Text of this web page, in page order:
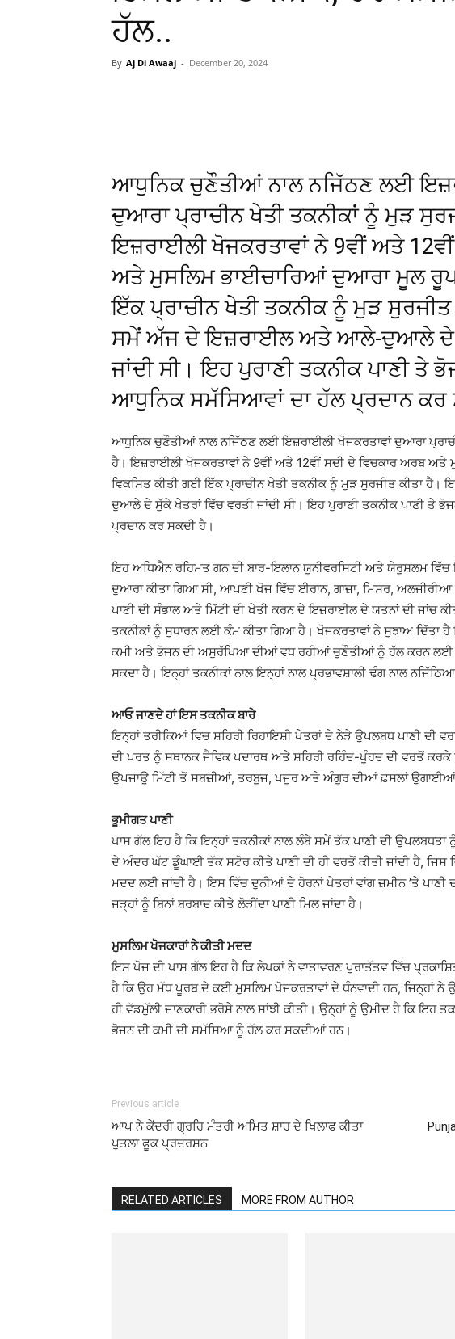
ਹੱਲ..
By Aj Di Awaaj - December 20, 2024
ਆਧੁਨਿਕ ਚੁਣੌਤੀਆਂ ਨਾਲ ਨਜਿੱਠਣ ਲਈ
ਦੁਆਰਾ ਪ੍ਰਾਚੀਨ ਖੇਤੀ ਤਕਨੀਕਾਂ ਨੂੰ ਮੁੜ
ਇਜ਼ਰਾਈਲੀ ਖੋਜਕਰਤਾਵਾਂ ਨੇ 9ਵੀਂ ਅਤੇ
ਅਤੇ ਮੁਸਲਿਮ ਭਾਈਚਾਰਿਆਂ ਦੁਆਰਾ ਮੂਲ ਰੂਪ
ਇੱਕ ਪ੍ਰਾਚੀਨ ਖੇਤੀ ਤਕਨੀਕ ਨੂੰ ਮੁੜ
ਸਮੇਂ ਅੱਜ ਦੇ ਇਜ਼ਰਾਈਲ ਅਤੇ ਆਲੇ-ਦੁਆਲੇ ਦੇ
ਜਾਂਦੀ ਸੀ। ਇਹ ਪੁਰਾਣੀ ਤਕਨੀਕ ਪਾਣੀ ਤੇ
ਆਧੁਨਿਕ ਸਮੱਸਿਆਵਾਂ ਦਾ ਹੱਲ ਪ੍ਰਦਾਨ ਕਰ
ਆਧੁਨਿਕ ਚੁਣੌਤੀਆਂ ਨਾਲ ਨਜਿੱਠਣ ਲਈ ਇਜ਼ਰਾਈਲੀ ਖੋਜਕਰਤਾਵਾਂ ਦੁਆਰਾ
ਹੈ। ਇਜ਼ਰਾਈਲੀ ਖੋਜਕਰਤਾਵਾਂ ਨੇ 9ਵੀਂ ਅਤੇ 12ਵੀਂ ਸਦੀ ਦੇ ਵਿਚਕਾਰ ਅਰਬ
ਵਿਕਸਿਤ ਕੀਤੀ ਗਈ ਇੱਕ ਪ੍ਰਾਚੀਨ ਖੇਤੀ ਤਕਨੀਕ ਨੂੰ ਮੁੜ ਸੁਰਜੀਤ ਕੀਤਾ
ਦੁਆਲੇ ਦੇ ਸੁੱਕੇ ਖੇਤਰਾਂ ਵਿੱਚ ਵਰਤੀ ਜਾਂਦੀ ਸੀ। ਇਹ ਪੁਰਾਣੀ ਤਕਨੀਕ ਪਾਣੀ ਤੇ
ਪ੍ਰਦਾਨ ਕਰ ਸਕਦੀ ਹੈ।
ਇਹ ਅਧਿਐਨ ਰਹਿਮਤ ਗਨ ਦੀ ਬਾਰ-ਇਲਾਨ ਯੂਨੀਵਰਸਿਟੀ ਅਤੇ ਯੇਰੂਸ਼ਲਮ ਵਿੱਚ
ਦੁਆਰਾ ਕੀਤਾ ਗਿਆ ਸੀ, ਆਪਣੀ ਖੋਜ ਵਿੱਚ ਈਰਾਨ, ਗਾਜ਼ਾ, ਮਿਸਰ,
ਪਾਣੀ ਦੀ ਸੰਭਾਲ ਅਤੇ ਮਿੱਟੀ ਦੀ ਖੇਤੀ ਕਰਨ ਦੇ ਇਜ਼ਰਾਈਲ ਦੇ ਯਤਨਾਂ ਦੀ ਜਾਂਚ
ਤਕਨੀਕਾਂ ਨੂੰ ਸੁਧਾਰਨ ਲਈ ਕੰਮ ਕੀਤਾ ਗਿਆ ਹੈ। ਖੋਜਕਰਤਾਵਾਂ ਨੇ ਸੁਝਾਅ ਦਿੱਤਾ
ਕਮੀ ਅਤੇ ਭੋਜਨ ਦੀ ਅਸੁਰੱਖਿਆ ਦੀਆਂ ਵਧ ਰਹੀਆਂ ਚੁਣੌਤੀਆਂ ਨੂੰ ਹੱਲ ਕਰਨ ਲਈ
ਸਕਦਾ ਹੈ। ਇਨ੍ਹਾਂ ਤਕਨੀਕਾਂ ਨਾਲ ਇਨ੍ਹਾਂ ਨਾਲ ਪ੍ਰਭਾਵਸ਼ਾਲੀ ਢੰਗ ਨਾਲ
ਆਓ ਜਾਣਦੇ ਹਾਂ ਇਸ ਤਕਨੀਕ ਬਾਰੇ
ਇਨ੍ਹਾਂ ਤਰੀਕਿਆਂ ਵਿਚ ਸ਼ਹਿਰੀ ਰਿਹਾਇਸ਼ੀ ਖੇਤਰਾਂ ਦੇ ਨੇੜੇ ਉਪਲਬਧ ਪਾਣੀ ਦੀ
ਦੀ ਪਰਤ ਨੂੰ ਸਥਾਨਕ ਜੈਵਿਕ ਪਦਾਰਥ ਅਤੇ ਸ਼ਹਿਰੀ ਰਹਿੰਦ-ਖੂੰਹਦ ਦੀ ਵਰਤੋਂ
ਉਪਜਾਊ ਮਿੱਟੀ ਤੋਂ ਸਬਜ਼ੀਆਂ, ਤਰਬੂਜ, ਖਜੂਰ ਅਤੇ ਅੰਗੂਰ ਦੀਆਂ ਫ਼ਸਲਾਂ ਉਗਾਈਆਂ
ਭੂਮੀਗਤ ਪਾਣੀ
ਖਾਸ ਗੱਲ ਇਹ ਹੈ ਕਿ ਇਨ੍ਹਾਂ ਤਕਨੀਕਾਂ ਨਾਲ ਲੰਬੇ ਸਮੇਂ ਤੱਕ ਪਾਣੀ ਦੀ
ਦੇ ਅੰਦਰ ਘੱਟ ਡੂੰਘਾਈ ਤੱਕ ਸਟੋਰ ਕੀਤੇ ਪਾਣੀ ਦੀ ਹੀ ਵਰਤੋਂ ਕੀਤੀ ਜਾਂਦੀ ਹੈ, ਜਿਸ
ਮਦਦ ਲਈ ਜਾਂਦੀ ਹੈ। ਇਸ ਵਿੱਚ ਦੁਨੀਆਂ ਦੇ ਹੋਰਨਾਂ ਖੇਤਰਾਂ ਵਾਂਗ ਜ਼ਮੀਨ ’ਤੇ ਪਾਣੀ
ਜੜ੍ਹਾਂ ਨੂੰ ਬਿਨਾਂ ਬਰਬਾਦ ਕੀਤੇ ਲੋੜੀਂਦਾ ਪਾਣੀ ਮਿਲ ਜਾਂਦਾ ਹੈ।
ਮੁਸਲਿਮ ਖੋਜਕਾਰਾਂ ਨੇ ਕੀਤੀ ਮਦਦ
ਇਸ ਖੋਜ ਦੀ ਖਾਸ ਗੱਲ ਇਹ ਹੈ ਕਿ ਲੇਖਕਾਂ ਨੇ ਵਾਤਾਵਰਣ ਪੁਰਾਤੱਤਵ ਵਿੱਚ
ਹੈ ਕਿ ਉਹ ਮੱਧ ਪੂਰਬ ਦੇ ਕਈ ਮੁਸਲਿਮ ਖੋਜਕਰਤਾਵਾਂ ਦੇ ਧੰਨਵਾਦੀ ਹਨ, ਜਿਨ੍ਹਾਂ ਨੇ
ਹੀ ਵੱਡਮੁੱਲੀ ਜਾਣਕਾਰੀ ਭਰੋਸੇ ਨਾਲ ਸਾਂਝੀ ਕੀਤੀ। ਉਨ੍ਹਾਂ ਨੂੰ ਉਮੀਦ ਹੈ ਕਿ ਇਹ
ਭੋਜਨ ਦੀ ਕਮੀ ਦੀ ਸਮੱਸਿਆ ਨੂੰ ਹੱਲ ਕਰ ਸਕਦੀਆਂ ਹਨ।
Previous article
ਆਪ ਨੇ ਕੇਂਦਰੀ ਗ੍ਰਹਿ ਮੰਤਰੀ ਅਮਿਤ ਸ਼ਾਹ ਦੇ ਖਿਲਾਫ ਕੀਤਾ
ਪੁਤਲਾ ਫੂਕ ਪ੍ਰਦਰਸ਼ਨ
RELATED ARTICLES MORE FROM AUTHOR